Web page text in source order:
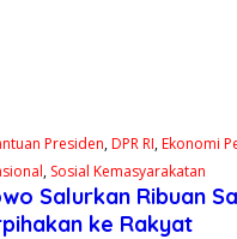
Presiden,DPR RI,Ekonomi
, Sosial Kemasyarakatan
Salurkan Ribuan
ke Rakyat